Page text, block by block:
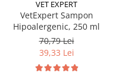
VET EXPERT
VetExpert Sampon
Hipoalergenic, 250 ml
70,79 Lei
39,33 Lei